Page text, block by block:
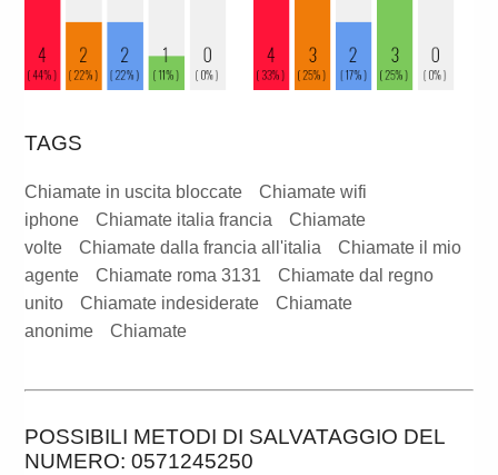
TAGS
Chiamate in uscita bloccate
Chiamate wifi
iphone
Chiamate italia francia
Chiamate
volte
Chiamate dalla francia all'italia
Chiamate il mio
agente
Chiamate roma 3131
Chiamate dal regno
unito
Chiamate indesiderate
Chiamate
anonime
Chiamate
POSSIBILI METODI DI SALVATAGGIO DEL
NUMERO: 0571245250